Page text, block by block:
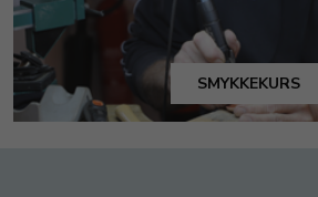
SMYKKEKURS